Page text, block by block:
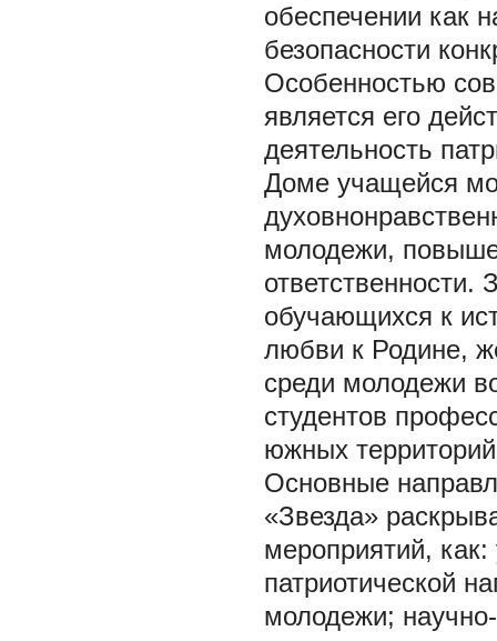
обеспечении как
безопасности
Особенностью
является его
деятельность
Доме учащейся
молодежи,
ответственности.
обучающихся к
любви к Родине,
среди молодежи
студентов
южных
Основные
«Звезда»
мероприятий,
патриотической
молодежи;